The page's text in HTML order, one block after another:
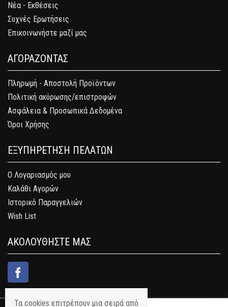
Νέα - Εκθέσεις
Συχνές Ερωτήσεις
Επικοινωνήστε μαζί μας
ΑΓΟΡΑΖΟΝΤΑΣ
Πληρωμή - Αποστολή Προϊόντων
Πολιτική ακύρωσης/επιστροφών
Ασφάλεια & Προσωπικά Δεδομένα
Όροι Χρήσης
ΕΞΥΠΗΡΕΤΗΣΗ ΠΕΛΑΤΩΝ
Ο Λογαριασμός μου
Καλάθι Αγορών
Ιστορικό Παραγγελιών
Wish List
ΑΚΟΛΟΥΘΗΣΤΕ ΜΑΣ
Τα cookies επιτρέπουν μια σειρά από